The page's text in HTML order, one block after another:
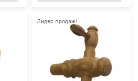
Лидер продаж!